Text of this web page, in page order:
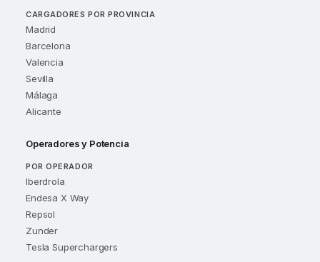
CARGADORES POR PROVINCIA
Madrid
Barcelona
Valencia
Sevilla
Málaga
Alicante
Operadores y Potencia
POR OPERADOR
Iberdrola
Endesa X Way
Repsol
Zunder
Tesla Superchargers